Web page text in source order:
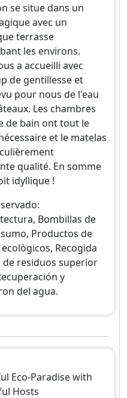
se situe dans un
avec un
terrasse
les environs.
a accueilli avec
de gentillesse et
pour nous de l'eau
Les chambres
de bain ont tout le
et le matelas
qualité. En somme
idyllique !
Bombillas de
Productos de
Recogida
de residuos superior
y
del agua.
Eco-Paradise with
Hosts